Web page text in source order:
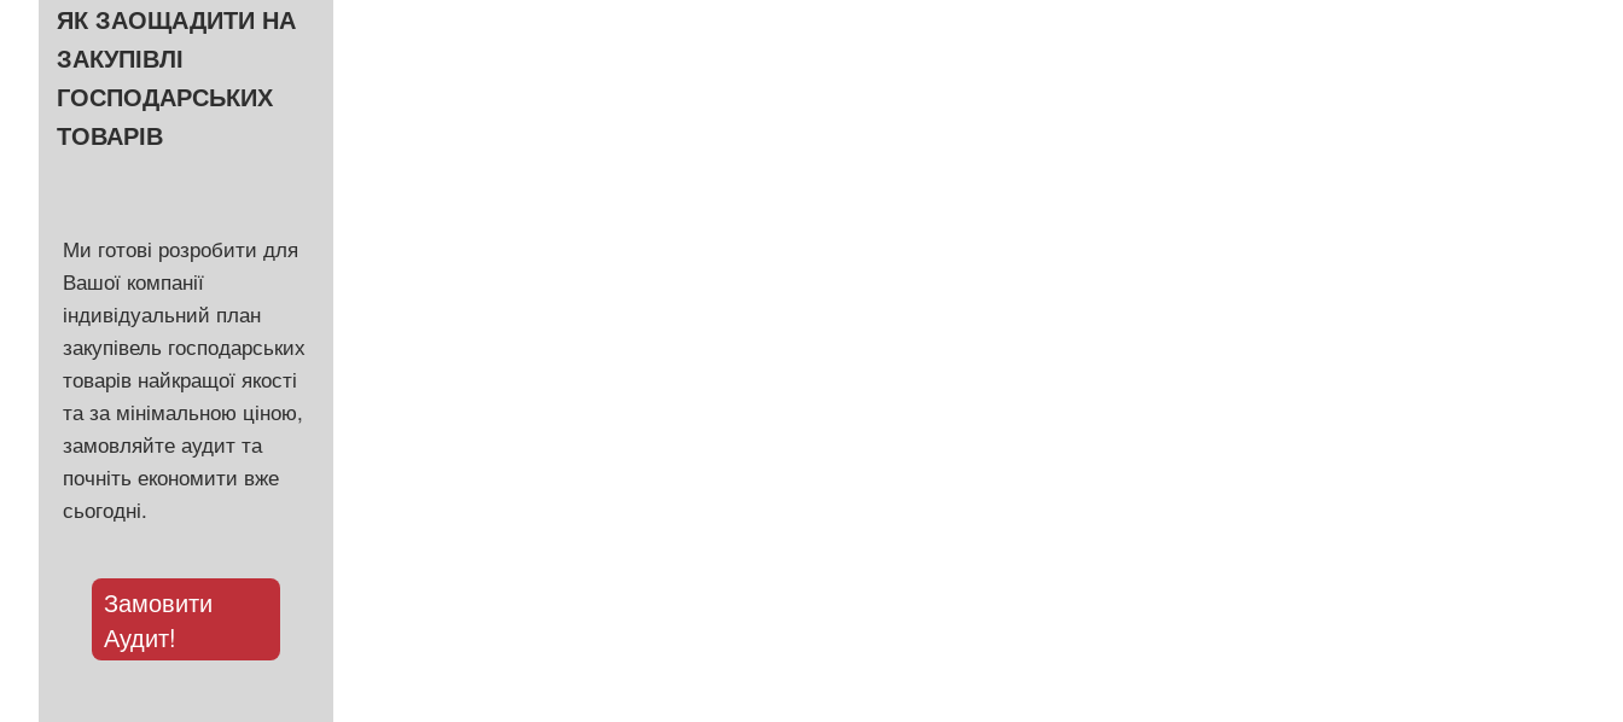
ЯК ЗАОЩАДИТИ НА
ЗАКУПІВЛІ
ГОСПОДАРСЬКИХ
ТОВАРІВ
Ми готові розробити для
Вашої компанії
індивідуальний план
закупівель господарських
товарів найкращої якості
та за мінімальною ціною,
замовляйте аудит та
почніть економити вже
сьогодні.
Замовити
Аудит!